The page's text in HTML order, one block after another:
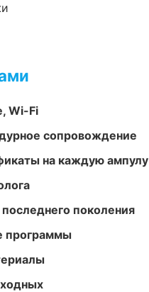
Wi-Fi
сопровождение
на каждую ампулу
поколения
программы